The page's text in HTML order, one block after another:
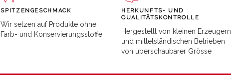
SPITZENGESCHMACK
Wir setzen auf Produkte ohne
Farb- und Konservierungsstoffe
HERKUNFTS- UND
QUALITÄTSKONTROLLE
Hergestellt von kleinen Erzeugern
und mittelständischen Betrieben
von überschaubarer Grösse